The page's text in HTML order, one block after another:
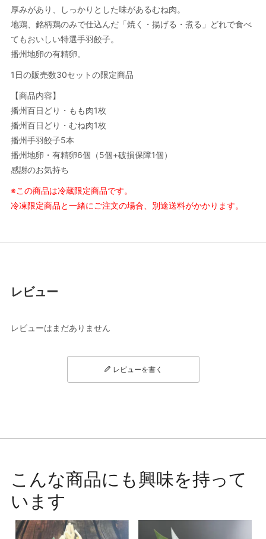
厚みがあり、しっかりとした味があるむね肉。
地鶏、銘柄鶏のみで仕込んだ「焼く・揚げる・煮る」どれで食べ
てもおいしい特選手羽餃子。
播州地卵の有精卵。
1日の販売数30セットの限定商品
【商品内容】
播州百日どり・もも肉1枚
播州百日どり・むね肉1枚
播州手羽餃子5本
播州地卵・有精卵6個（5個+破損保障1個）
感謝のお気持ち
※この商品は冷蔵限定商品です。
冷凍限定商品と一緒にご注文の場合、別途送料がかかります。
レビュー
レビューはまだありません
レビューを書く
こんな商品にも興味を持って
います